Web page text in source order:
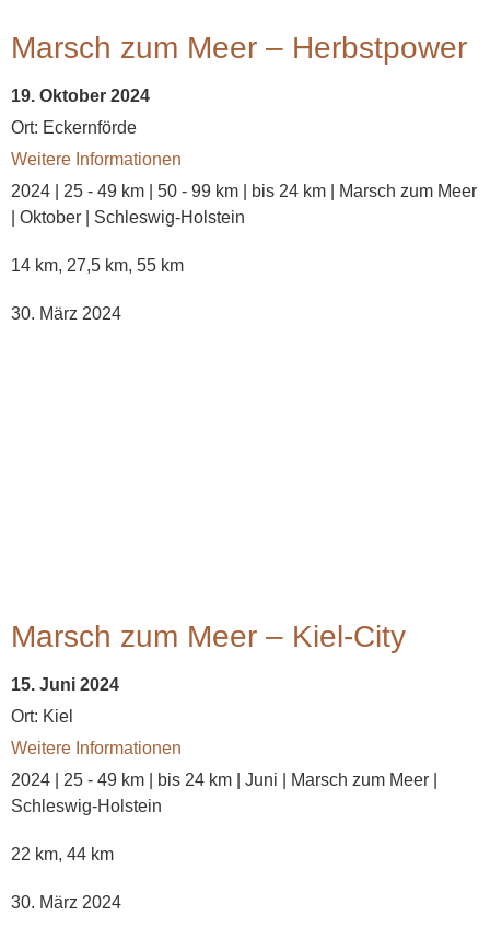
Marsch zum Meer – Herbstpower
19. Oktober 2024
Ort: Eckernförde
Weitere Informationen
2024 | 25 - 49 km | 50 - 99 km | bis 24 km | Marsch zum Meer
| Oktober | Schleswig-Holstein
14 km, 27,5 km, 55 km
30. März 2024
Marsch zum Meer – Kiel-City
15. Juni 2024
Ort: Kiel
Weitere Informationen
2024 | 25 - 49 km | bis 24 km | Juni | Marsch zum Meer |
Schleswig-Holstein
22 km, 44 km
30. März 2024